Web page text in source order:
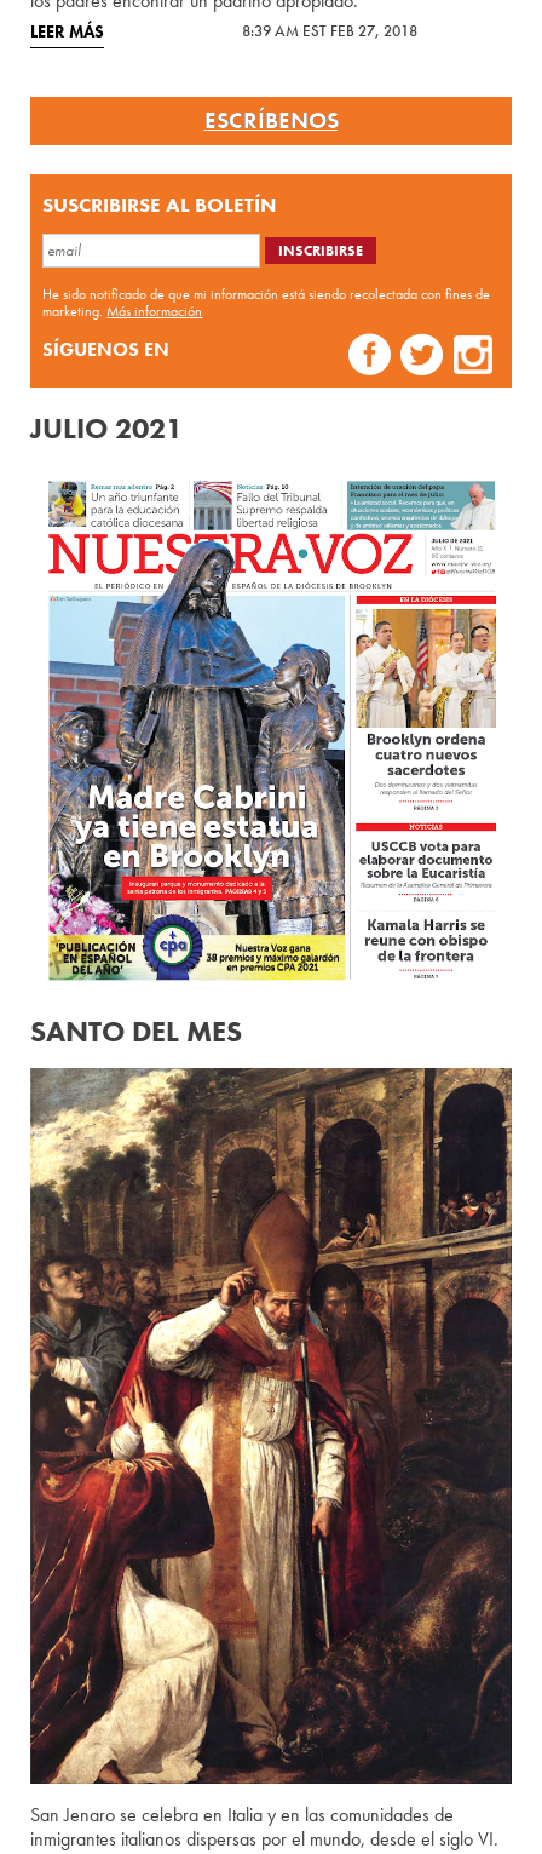
LEER MÁS 8:39 AM EST FEB 27, 2018
ESCRÍBENOS
SUSCRIBIRSE AL BOLETÍN
He sido notificado de que mi información está siendo recolectada con fines de
marketing.Más información
SÍGUENOS EN
JULIO 2021
SANTO DEL MES
San Jenaro se celebra en Italia y en las comunidades de
inmigrantes italianos dispersas por el mundo, desde el siglo VI.